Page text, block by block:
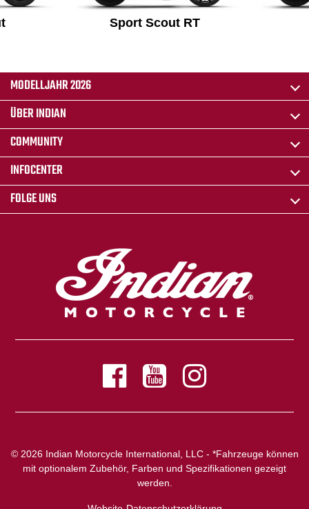
Sport Scout RT
MODELLJAHR 2026
ÜBER INDIAN
COMMUNITY
INFOCENTER
FOLGE UNS
© 2026 Indian Motorcycle International, LLC - *Fahrzeuge können
mit optionalem Zubehör, Farben und Spezifikationen gezeigt
werden.